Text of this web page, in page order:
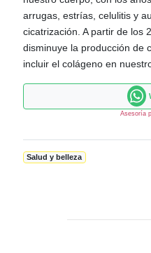
arrugas, estrías, celulitis y
cicatrización. A partir de los
disminuye la producción de
incluir el colágeno en
Asesoría
Salud y belleza